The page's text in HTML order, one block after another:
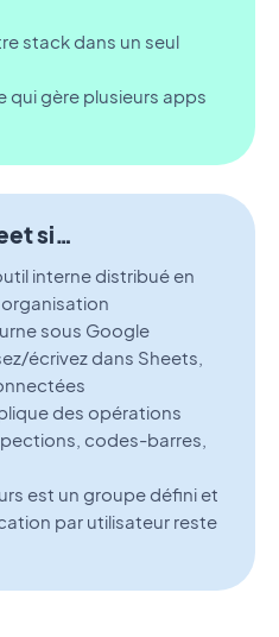
stack dans un seul
qui gère plusieurs apps
si…
interne distribué en
sous Google
écrivez dans Sheets,
des opérations
codes-barres,
est un groupe défini et
par utilisateur reste